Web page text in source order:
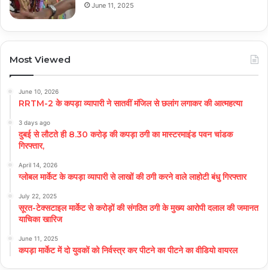
June 11, 2025
Most Viewed
June 10, 2026
RRTM-2 के कपड़ा व्यापारी ने सातवीं मंजिल से छलांग लगाकर की आत्महत्या
3 days ago
दुबई से लौटते ही 8.30 करोड़ की कपड़ा ठगी का मास्टरमाइंड पवन चांडक
गिरफ्तार,
April 14, 2026
ग्लोबल मार्केट के कपड़ा व्यापारी से लाखों की ठगी करने वाले लाहोटी बंधु गिरफ्तार
July 22, 2025
सूरत-टेक्सटाइल मार्केट से करोड़ों की संगठित ठगी के मुख्य आरोपी दलाल की जमानत
याचिका खारिज
June 11, 2025
कपड़ा मार्केट में दो युवकों को निर्वस्त्र कर पीटने का पीटने का वीडियो वायरल